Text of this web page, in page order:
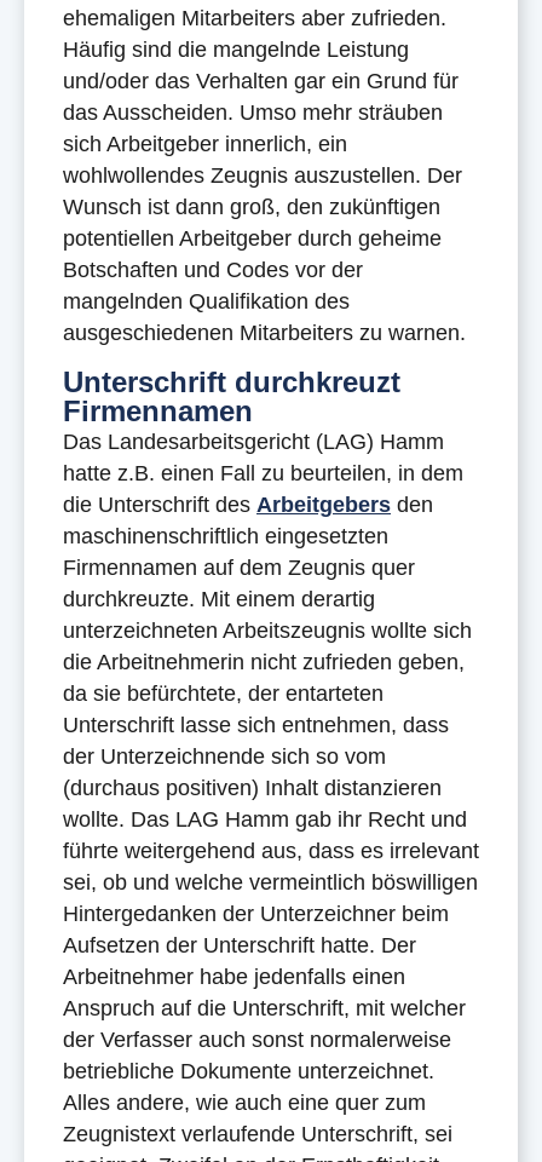
ehemaligen Mitarbeiters aber zufrieden.
Häufig sind die mangelnde Leistung
und/oder das Verhalten gar ein Grund für
das Ausscheiden. Umso mehr sträuben
sich Arbeitgeber innerlich, ein
wohlwollendes Zeugnis auszustellen. Der
Wunsch ist dann groß, den zukünftigen
potentiellen Arbeitgeber durch geheime
Botschaften und Codes vor der
mangelnden Qualifikation des
ausgeschiedenen Mitarbeiters zu warnen.
Unterschrift durchkreuzt
Firmennamen
Das Landesarbeitsgericht (LAG) Hamm
hatte z.B. einen Fall zu beurteilen, in dem
die Unterschrift des Arbeitgebers den
maschinenschriftlich eingesetzten
Firmennamen auf dem Zeugnis quer
durchkreuzte. Mit einem derartig
unterzeichneten Arbeitszeugnis wollte sich
die Arbeitnehmerin nicht zufrieden geben,
da sie befürchtete, der entarteten
Unterschrift lasse sich entnehmen, dass
der Unterzeichnende sich so vom
(durchaus positiven) Inhalt distanzieren
wollte. Das LAG Hamm gab ihr Recht und
führte weitergehend aus, dass es irrelevant
sei, ob und welche vermeintlich böswilligen
Hintergedanken der Unterzeichner beim
Aufsetzen der Unterschrift hatte. Der
Arbeitnehmer habe jedenfalls einen
Anspruch auf die Unterschrift, mit welcher
der Verfasser auch sonst normalerweise
betriebliche Dokumente unterzeichnet.
Alles andere, wie auch eine quer zum
Zeugnistext verlaufende Unterschrift, sei